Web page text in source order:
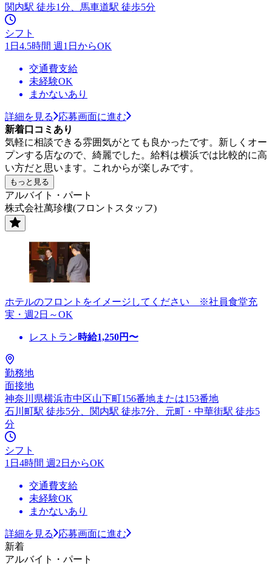
関内駅 徒歩1分、馬車道駅 徒歩5分
シフト
1日4.5時間 週1日からOK
交通費支給
未経験OK
まかないあり
詳細を見る
応募画面に進む
新着口コミあり
気軽に相談できる雰囲気がとても良かったです。新しくオー
プンする店なので、綺麗でした。給料は横浜では比較的に高
い方だと思います。これからが楽しみです。
もっと見る
アルバイト・パート
株式会社萬珍樓(フロントスタッフ)
ホテルのフロントをイメージしてください ※社員食堂充
実・週2日～OK
レストラン時給1,250円〜
勤務地
面接地
神奈川県横浜市中区山下町156番地または153番地
石川町駅 徒歩5分、関内駅 徒歩7分、元町・中華街駅 徒歩5
分
シフト
1日4時間 週2日からOK
交通費支給
未経験OK
まかないあり
詳細を見る
応募画面に進む
新着
アルバイト・パート